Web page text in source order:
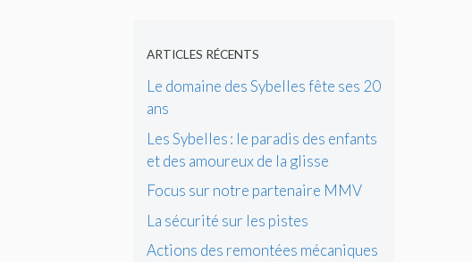
ARTICLES RÉCENTS
Le domaine des Sybelles fête ses 20
ans
Les Sybelles : le paradis des enfants
et des amoureux de la glisse
Focus sur notre partenaire MMV
La sécurité sur les pistes
Actions des remontées mécaniques